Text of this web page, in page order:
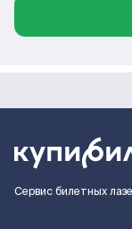
Сервис билетных